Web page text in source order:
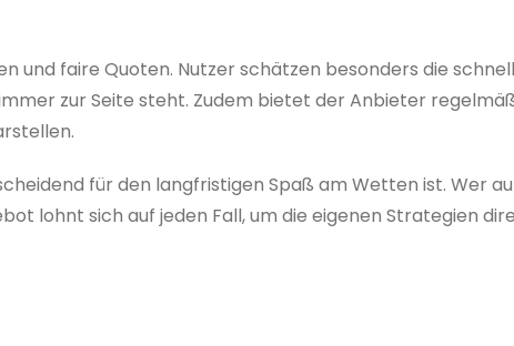
und faire Quoten. Nutzer schätzen besonders die
zur Seite steht. Zudem bietet der Anbieter
für den langfristigen Spaß am Wetten ist. Wer
lohnt sich auf jeden Fall, um die eigenen Strategien